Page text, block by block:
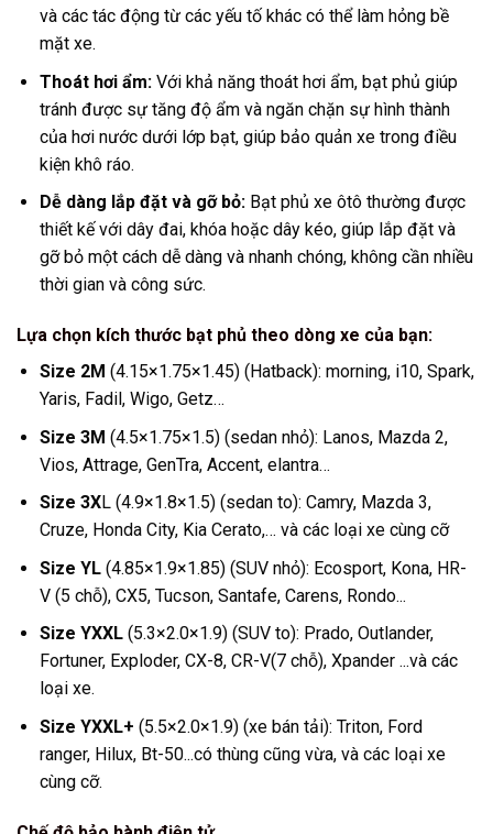
và các tác động từ các yếu tố khác có thể làm hỏng bề
mặt xe.
Thoát hơi ẩm:Với khả năng thoát hơi ẩm, bạt phủ giúp
tránh được sự tăng độ ẩm và ngăn chặn sự hình thành
của hơi nước dưới lớp bạt, giúp bảo quản xe trong điều
kiện khô ráo.
Dễ dàng lắp đặt và gỡ bỏ:Bạt phủ xe ôtô thường được
thiết kế với dây đai, khóa hoặc dây kéo, giúp lắp đặt và
gỡ bỏ một cách dễ dàng và nhanh chóng, không cần nhiều
thời gian và công sức.
Lựa chọn kích thước bạt phủ theo dòng xe của bạn:
Size 2M (4.15×1.75×1.45) (Hatback): morning, i10, Spark,
Yaris, Fadil, Wigo, Getz…
Size 3M (4.5×1.75×1.5) (sedan nhỏ): Lanos, Mazda 2,
Vios, Attrage, GenTra, Accent, elantra…
Size 3XL (4.9×1.8×1.5) (sedan to): Camry, Mazda 3,
Cruze, Honda City, Kia Cerato,… và các loại xe cùng cỡ
Size YL(4.85×1.9×1.85) (SUV nhỏ): Ecosport, Kona, HR-
V (5 chỗ), CX5, Tucson, Santafe, Carens, Rondo...
Size YXXL(5.3×2.0×1.9) (SUV to): Prado, Outlander,
Fortuner, Exploder, CX-8, CR-V(7 chỗ), Xpander ...và các
loại xe.
Size YXXL+ (5.5×2.0×1.9) (xe bán tải): Triton, Ford
ranger, Hilux, Bt-50...có thùng cũng vừa, và các loại xe
cùng cỡ.